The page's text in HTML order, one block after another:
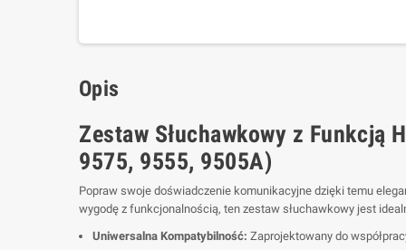
Opis
Zestaw Słuchawkowy z
9575, 9555, 9505A)
Popraw swoje doświadczenie komunikacyjne dzięki temu
wygodę z funkcjonalnością, ten zestaw słuchawkowy jest
Uniwersalna Kompatybilność: Zaprojektowany do